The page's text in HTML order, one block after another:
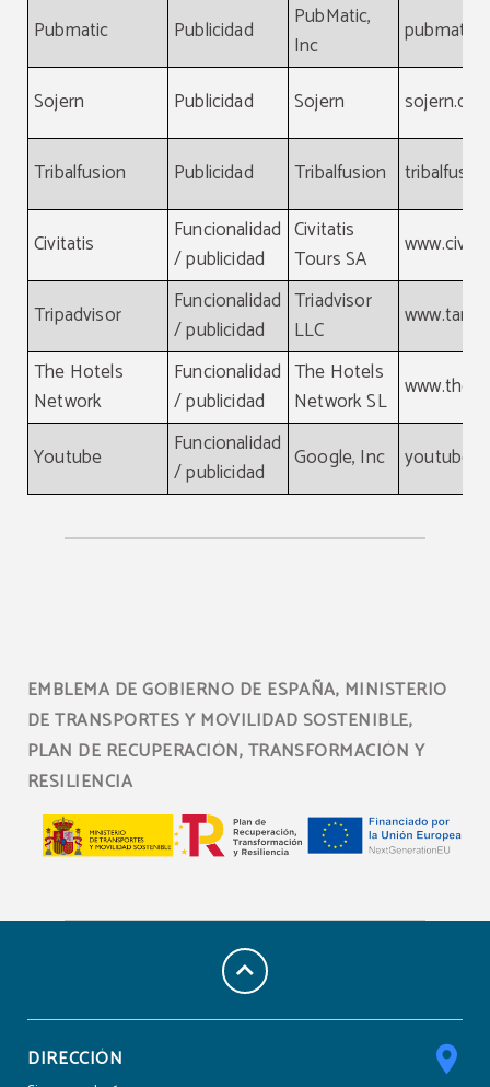
Pubmatic Publicidad
PubMatic,
Inc
Sojern Publicidad Sojern
Tribalfusion Publicidad Tribalfusion
Civitatis
Funcionalidad
/ publicidad
Civitatis
Tours SA
Tripadvisor
Funcionalidad
/ publicidad
Triadvisor
LLC
The Hotels
Network
Funcionalidad
/ publicidad
The Hotels
Network SL
Youtube
Funcionalidad
/ publicidad
Google, Inc
EMBLEMA DE GOBIERNO DE ESPAÑA, MINISTERIO
DE TRANSPORTES Y MOVILIDAD SOSTENIBLE,
PLAN DE RECUPERACIÓN, TRANSFORMACIÓN Y
RESILIENCIA
DIRECCIÓN